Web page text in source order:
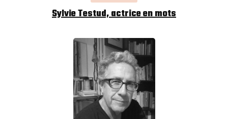
Sylvie Testud, actrice en mots